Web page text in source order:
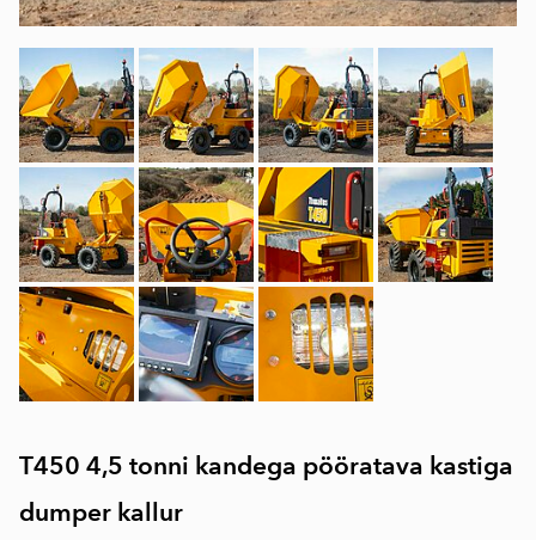
T450 4,5 tonni kandega pööratava kastiga
dumper kallur